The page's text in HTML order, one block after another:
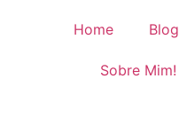
Home Blog
Sobre Mim!